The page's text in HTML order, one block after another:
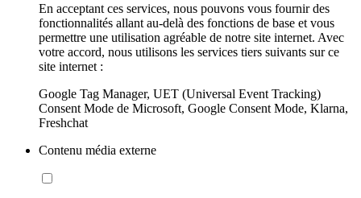
En acceptant ces services, nous pouvons vous fournir des
fonctionnalités allant au-delà des fonctions de base et vous
permettre une utilisation agréable de notre site internet. Avec
votre accord, nous utilisons les services tiers suivants sur ce
site internet :
Google Tag Manager, UET (Universal Event Tracking)
Consent Mode de Microsoft, Google Consent Mode, Klarna,
Freshchat
Contenu média externe